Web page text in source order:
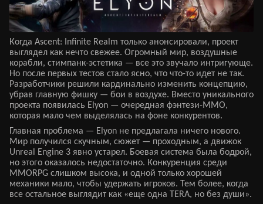
Когда Ascent: Infinite Realm только анонсировали, проект
выглядел как нечто свежее. Огромный мир, воздушные
корабли, стимпанк-эстетика — все это звучало интригующе.
Но после первых тестов стало ясно, что что-то идет не так.
Разработчики решили кардинально изменить концепцию,
убрав главную фишку — бои в воздухе. Вместо уникального
проекта появилась Elyon — очередная фэнтези-MMO,
которая мало чем выделялась на фоне конкурентов.
Главная проблема — Elyon не предлагала ничего нового.
Мир получился скучным, сюжет — проходным, а движок
Unreal Engine 3 явно устарел. Боевая система была бодрой,
но этого оказалось недостаточно. Конкуренция среди
MMORPG слишком высока, и одной только хорошей
механики мало, чтобы удержать игроков. Тем более, когда
все остальное выглядит как «еще одна TERA, но без души».